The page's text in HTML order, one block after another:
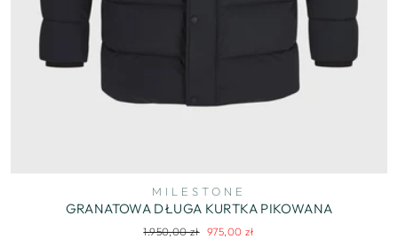
MILESTONE
GRANATOWA DŁUGA KURTKA PIKOWANA
Regularna
1.950,00 zł Cena
975,00 zł